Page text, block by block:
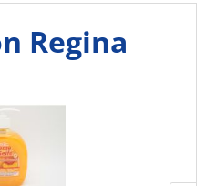
Regina